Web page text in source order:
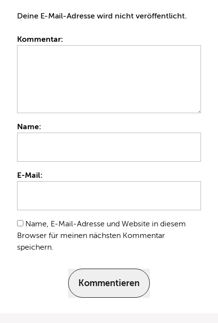
Deine E-Mail-Adresse wird nicht veröffentlicht.
Kommentar:
Name:
E-Mail:
Name, E-Mail-Adresse und Website in diesem
Browser für meinen nächsten Kommentar
speichern.
Kommentieren